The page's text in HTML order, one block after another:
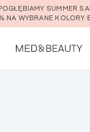
zawartościSUMMER
NA WYBRANE KOLORY